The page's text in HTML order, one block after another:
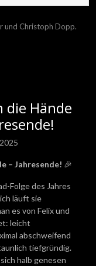
und Christoph Dopp.
die Hände
– Jahresende! 🎉
Folge des Jahres
läuft sie
es von Felix und
leicht
abschweifend
tiefgründig.
halb genesen